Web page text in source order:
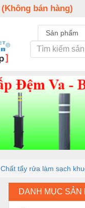
(Không bán hàng)
Sản phẩm
Chất tẩy rửa làm sạch
DANH MỤC SẢN